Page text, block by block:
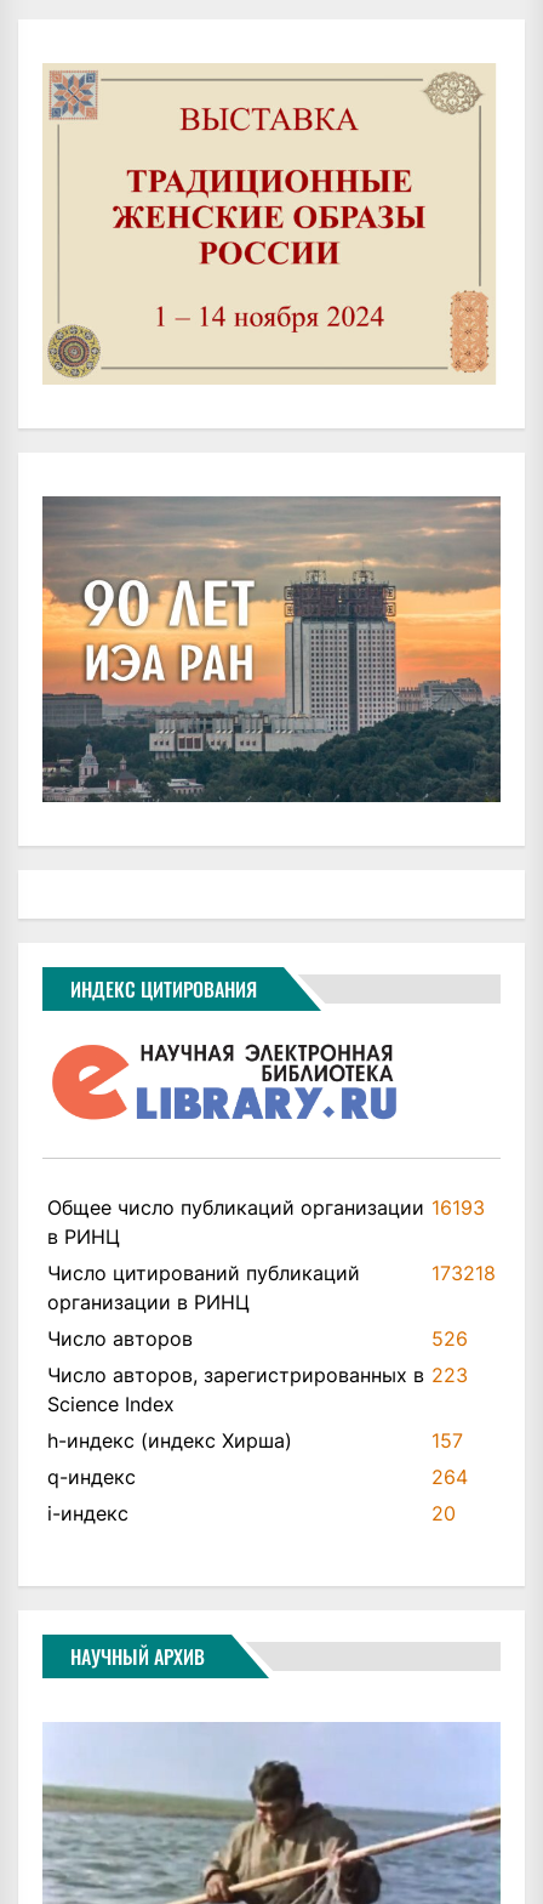
ИНДЕКС ЦИТИРОВАНИЯ
Общее число публикаций организации
в РИНЦ
16193
Число цитирований публикаций
организации в РИНЦ
173218
Число авторов
526
Число авторов, зарегистрированных в
Science Index
223
h-индекс (индекс Хирша)
157
q-индекс
264
i-индекс
20
НАУЧНЫЙ АРХИВ